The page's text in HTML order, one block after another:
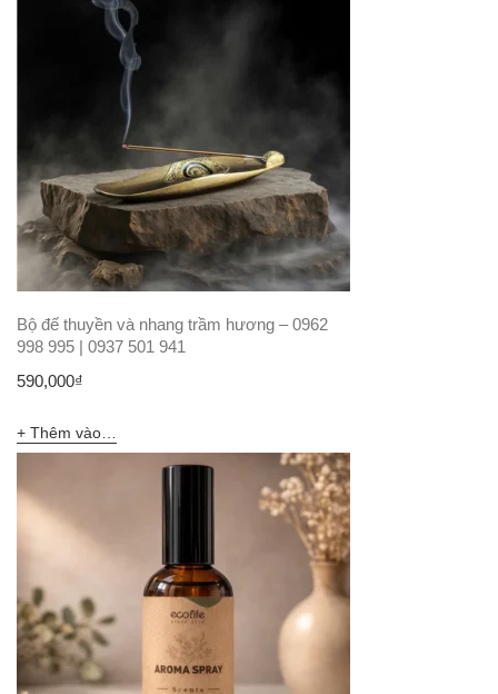
Bộ đế thuyền và nhang trầm hương – 0962
998 995 | 0937 501 941
590,000₫
Thêm vào giỏ hàng